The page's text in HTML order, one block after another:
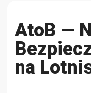
AtoB —
na